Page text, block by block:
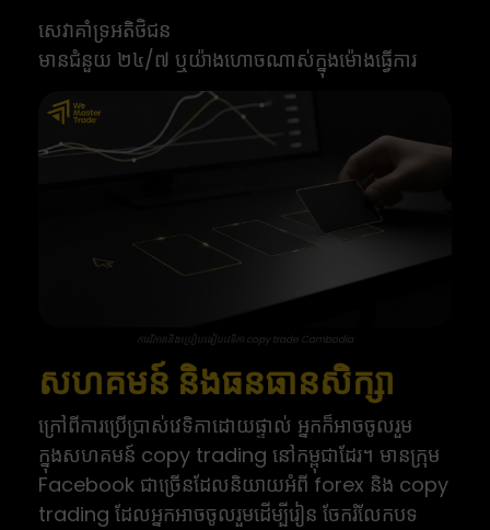
សេវាគាំទ្រអតិថិជន
មានជំនួយ ២៤/៧ ឬយ៉ាងហោចណាស់ក្នុងម៉ោងធ្វើការ
ការវិភាគនិងប្រៀបធៀបវេទិកា copy trade Cambodia
សហគមន៍ និងធនធានសិក្សា
ក្រៅពីការប្រើប្រាស់វេទិកាដោយផ្ទាល់ អ្នកក៏អាចចូលរួម
ក្នុងសហគមន៍ copy trading នៅកម្ពុជាដែរ។ មានក្រុម
Facebook ជាច្រើនដែលនិយាយអំពី forex និង copy
trading ដែលអ្នកអាចចូលរួមដើម្បីរៀន ចែករំលែកបទ